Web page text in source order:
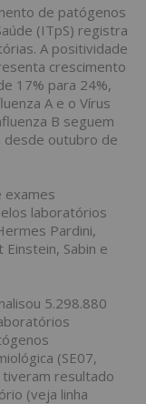
de patógenos
(ITpS) registra
A positividade
crescimento
17% para 24%,
A e o Vírus
B seguem
desde outubro de
exames
laboratórios
Pardini,
Einstein, Sabin e
5.298.880
(SE07,
resultado
(veja linha